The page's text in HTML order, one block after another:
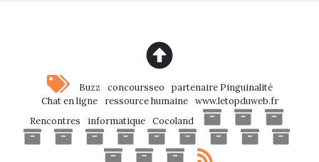
Buzz concoursseo
partenaire Pinguinalité
Chat en ligne
ressource humaine
www.letopduweb.fr
Rencontres
informatique Cocoland